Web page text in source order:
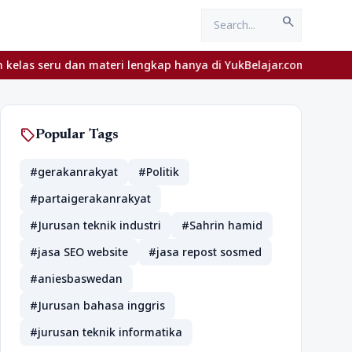
search
materi lengkap hanya di YukBelajar.com. Mulai langkah
sellPopular Tags
#gerakanrakyat
#Politik
#partaigerakanrakyat
#Jurusan teknik industri
#Sahrin hamid
#jasa SEO website
#jasa repost sosmed
#aniesbaswedan
#Jurusan bahasa inggris
#jurusan teknik informatika